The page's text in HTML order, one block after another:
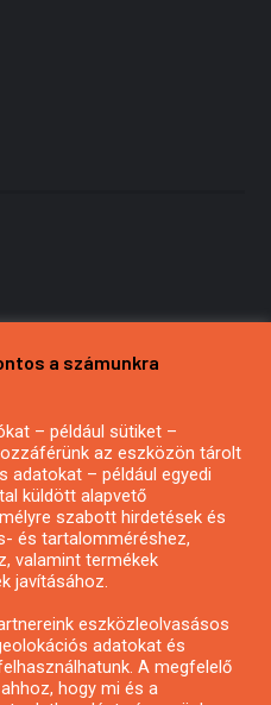
hírlevél
a számunkra
– például sütiket –
az eszközön tárolt
adatokat – például egyedi
küldött alapvető
szabott hirdetések és
és tartalomméréshez,
valamint termékek
javításához.
eszközleolvasásos
adatokat és
A megfelelő
hogy mi és a